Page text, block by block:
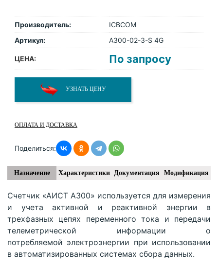
Производитель:
ICBCOM
Артикул:
A300-02-3-S 4G
ЦЕНА: По запросу
УЗНАТЬ ЦЕНУ
ОПЛАТА И ДОСТАВКА
Поделиться:
Назначение Характеристики Документация Модификация
Счетчик «АИСТ А300» используется для измерения
и учета активной и реактивной энергии в
трехфазных цепях переменного тока и передачи
телеметрической информации о
потребляемой электроэнергии при использовании
в автоматизированных системах сбора данных.